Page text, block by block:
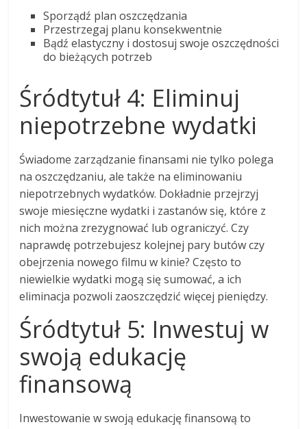
Sporządź plan oszczędzania
Przestrzegaj planu konsekwentnie
Bądź elastyczny i dostosuj swoje oszczędności
do bieżących potrzeb
Śródtytuł 4: Eliminuj
niepotrzebne wydatki
Świadome zarządzanie finansami nie tylko polega
na oszczędzaniu, ale także na eliminowaniu
niepotrzebnych wydatków. Dokładnie przejrzyj
swoje miesięczne wydatki i zastanów się, które z
nich można zrezygnować lub ograniczyć. Czy
naprawdę potrzebujesz kolejnej pary butów czy
obejrzenia nowego filmu w kinie? Często to
niewielkie wydatki mogą się sumować, a ich
eliminacja pozwoli zaoszczędzić więcej pieniędzy.
Śródtytuł 5: Inwestuj w
swoją edukację
finansową
Inwestowanie w swoją edukację finansową to